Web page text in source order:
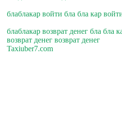
блаблакар войти бла бла кар
блаблакар возврат денег бла бла
возврат денег возврат денег
Taxiuber7.com